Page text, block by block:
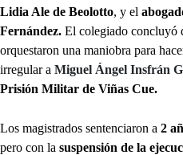
Lidia Ale de Beolotto, y el
Fernández. El colegiado concluyó
orquestaron una maniobra para
irregular a Miguel Ángel Insfrán
Prisión Militar de Viñas Cue.
Los magistrados sentenciaron a 2
pero con la suspensión de la